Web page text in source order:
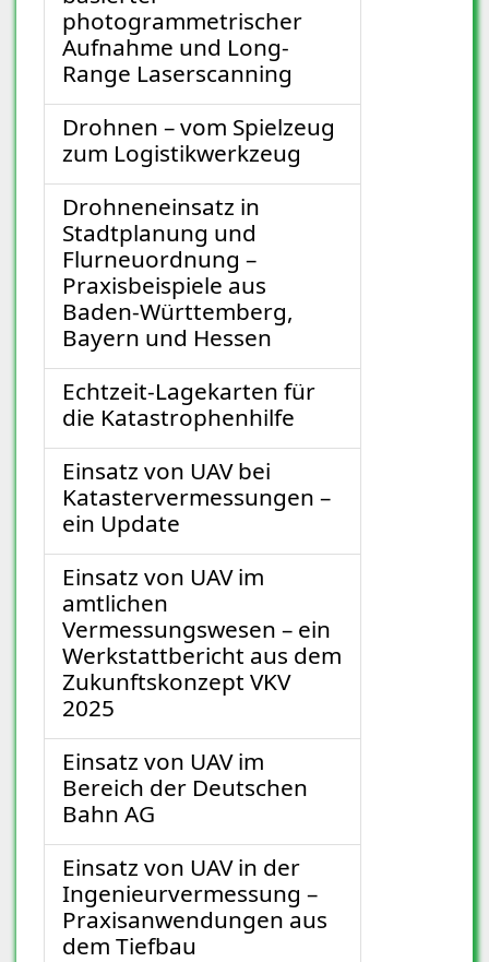
photogrammetrischer
Aufnahme und Long-
Range Laserscanning
Drohnen – vom Spielzeug
zum Logistikwerkzeug
Drohneneinsatz in
Stadtplanung und
Flurneuordnung –
Praxisbeispiele aus
Baden-Württemberg,
Bayern und Hessen
Echtzeit-Lagekarten für
die Katastrophenhilfe
Einsatz von UAV bei
Katastervermessungen –
ein Update
Einsatz von UAV im
amtlichen
Vermessungswesen – ein
Werkstattbericht aus dem
Zukunftskonzept VKV
2025
Einsatz von UAV im
Bereich der Deutschen
Bahn AG
Einsatz von UAV in der
Ingenieurvermessung –
Praxisanwendungen aus
dem Tiefbau